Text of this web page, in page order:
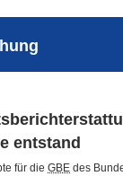
suchen (Volltextsuche)
entstand
für die GBE des